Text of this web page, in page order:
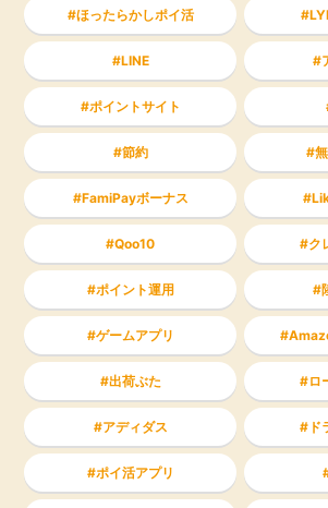
ほったらかしポイ活
LINE
ポイントサイト
節約
FamiPayボーナス
Qoo10 ク
ポイント運用
ゲームアプリ
出荷ぶた ロ
アディダス ド
ポイ活アプリ